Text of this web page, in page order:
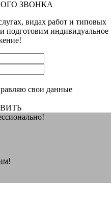
ЗВОНКА
видах работ и типовых
подготовим индивидуальное
свои данные